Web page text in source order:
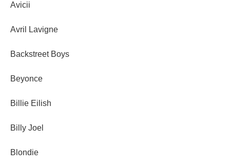
Avicii
Avril Lavigne
Backstreet Boys
Beyonce
Billie Eilish
Billy Joel
Blondie